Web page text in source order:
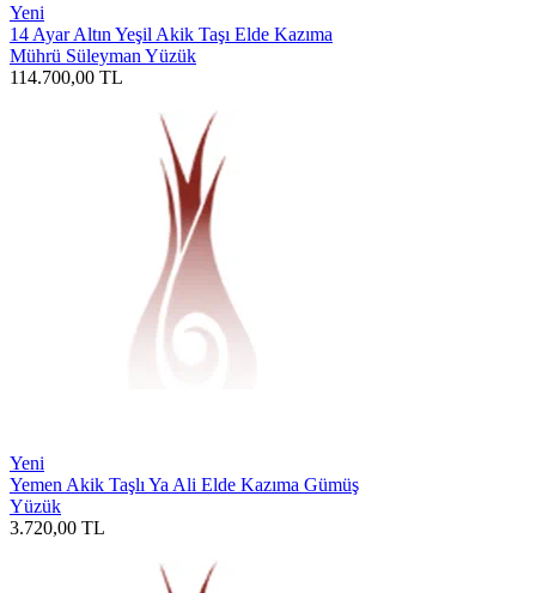
Yeni
14 Ayar Altın Yeşil Akik Taşı Elde Kazıma
Mührü Süleyman Yüzük
114.700,00 TL
Yeni
Yemen Akik Taşlı Ya Ali Elde Kazıma Gümüş
Yüzük
3.720,00 TL